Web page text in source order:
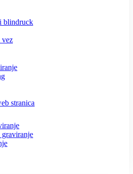
blindruck
vez
stranica
graviranje